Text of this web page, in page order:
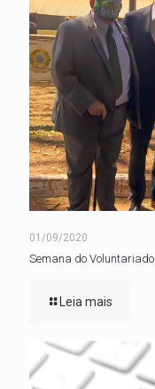
01/09/2020
Semana do Voluntariado
Leia mais